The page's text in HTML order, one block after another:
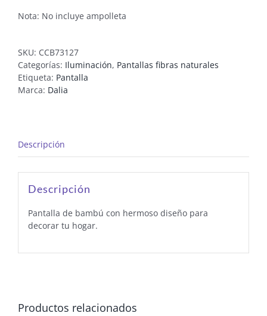
Nota: No incluye ampolleta
SKU: CCB73127
Categorías: Iluminación, Pantallas fibras naturales
Etiqueta: Pantalla
Marca: Dalia
Descripción
Descripción
Pantalla de bambú con hermoso diseño para
decorar tu hogar.
Productos relacionados